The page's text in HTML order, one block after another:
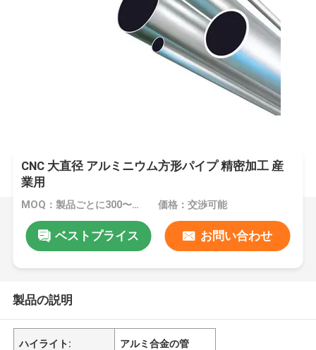
CNC 大直径 アルミニウム方形パイプ 精密加工 産
業用
MOQ：製品ごとに300〜1000kg 価格：交渉可能
ベストプライス お問い合わせ
製品の説明
ハイライト: アルミ合金の管